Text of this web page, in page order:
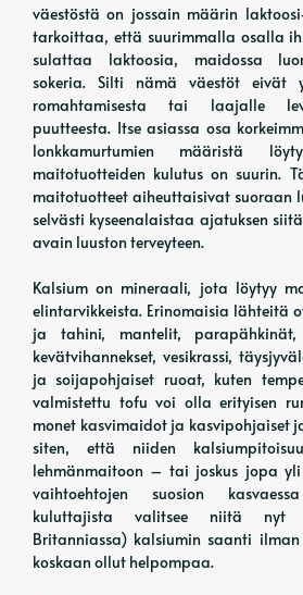
väestöstä on jossain määrin
tarkoittaa, että suurimmalla osalla
sulattaa laktoosia, maidossa
sokeria. Silti nämä väestöt eivät
romahtamisesta tai laajalle
puutteesta. Itse asiassa osa
lonkkamurtumien määristä
maitotuotteiden kulutus on suurin.
maitotuotteet aiheuttaisivat suoraan
selvästi kyseenalaistaa ajatuksen
avain luuston terveyteen.
Kalsium on mineraali, jota löytyy
elintarvikkeista. Erinomaisia ​​lähteitä
ja tahini, mantelit,
kevätvihannekset, vesikrassi,
ja soijapohjaiset ruoat, kuten
valmistettu tofu voi olla erityisen
monet kasvimaidot ja kasvipohjaiset
siten, että niiden
lehmänmaitoon – tai joskus jopa
vaihtoehtojen suosion
kuluttajista valitsee niitä nyt
Britanniassa) kalsiumin saanti
koskaan ollut helpompaa.